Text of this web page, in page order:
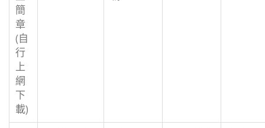
簡
章
(自
行
上
網
下
載)